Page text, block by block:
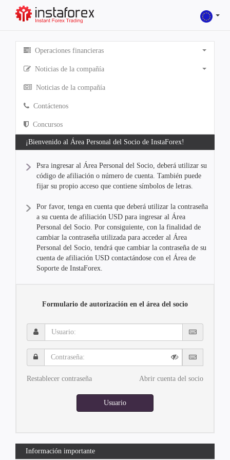
Operaciones financieras
Noticias de la compañía
Noticias de la compañía
Contáctenos
Concursos
¡Bienvenido al Área Personal del Socio de InstaForex!
Psra ingresar al Área Personal del Socio, deberá utilizar su
código de afiliación o número de cuenta. También puede
fijar su propio acceso que contiene símbolos de letras.
Por favor, tenga en cuenta que deberá utilizar la contraseña
a su cuenta de afiliación USD para ingresar al Área
Personal del Socio. Por consiguiente, con la finalidad de
cambiar la contraseña utilizada para acceder al Área
Personal del Socio, tendrá que cambiar la contraseña de su
cuenta de afiliación USD contactándose con el Área de
Soporte de InstaForex.
Formulario de autorización en el área del socio
Usuario:
Contraseña:
Restablecer contraseña Abrir cuenta del socio
Usuario
Información importante